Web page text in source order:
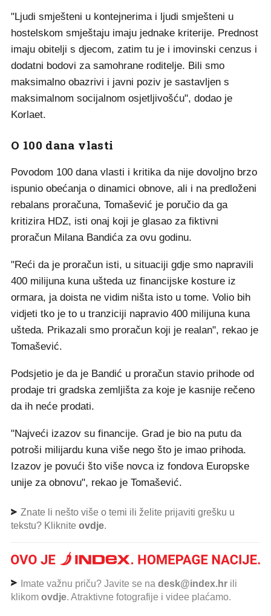
"Ljudi smješteni u kontejnerima i ljudi smješteni u
hostelskom smještaju imaju jednake kriterije. Prednost
imaju obitelji s djecom, zatim tu je i imovinski cenzus i
dodatni bodovi za samohrane roditelje. Bili smo
maksimalno obazrivi i javni poziv je sastavljen s
maksimalnom socijalnom osjetljivošću", dodao je
Korlaet.
O 100 dana vlasti
Povodom 100 dana vlasti i kritika da nije dovoljno brzo
ispunio obećanja o dinamici obnove, ali i na predloženi
rebalans proračuna, Tomašević je poručio da ga
kritizira HDZ, isti onaj koji je glasao za fiktivni
proračun Milana Bandića za ovu godinu.
"Reći da je proračun isti, u situaciji gdje smo napravili
400 milijuna kuna ušteda uz financijske kosture iz
ormara, ja doista ne vidim ništa isto u tome. Volio bih
vidjeti tko je to u tranziciji napravio 400 milijuna kuna
ušteda. Prikazali smo proračun koji je realan", rekao je
Tomašević.
Podsjetio je da je Bandić u proračun stavio prihode od
prodaje tri gradska zemljišta za koje je kasnije rečeno
da ih neće prodati.
"Najveći izazov su financije. Grad je bio na putu da
potroši milijardu kuna više nego što je imao prihoda.
Izazov je povući što više novca iz fondova Europske
unije za obnovu", rekao je Tomašević.
Znate li nešto više o temi ili želite prijaviti grešku u
tekstu? Kliknite ovdje.
Imate važnu priču? Javite se na desk@index.hr ili
klikom ovdje. Atraktivne fotografije i videe plaćamo.